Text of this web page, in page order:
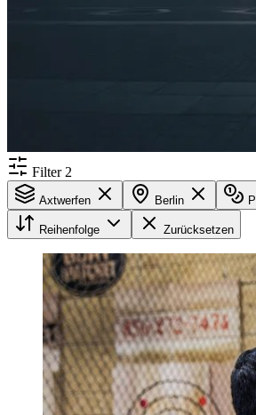
Filter 2
Axtwerfen Berlin
Reihenfolge Zurücksetzen